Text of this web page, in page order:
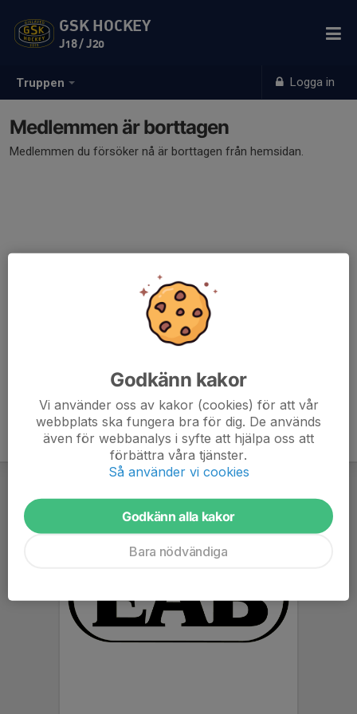
Truppen Logga in
GSK HOCKEY
J18 / J20
Medlemmen är borttagen
Medlemmen du försöker nå är borttagen från hemsidan.
Godkänn kakor
Vi använder oss av kakor (cookies) för att vår
webbplats ska fungera bra för dig. De används
även för webbanalys i syfte att hjälpa oss att
förbättra våra tjänster.
Så använder vi cookies
Godkänn alla kakor
Bara nödvändiga